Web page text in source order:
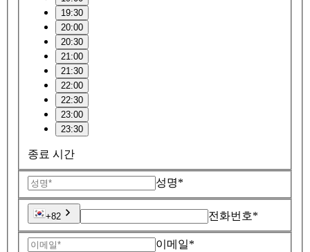
19:30
20:00
20:30
21:00
21:30
22:00
22:30
23:00
23:30
종료 시간
성명*
+82 전화번호*
이메일*